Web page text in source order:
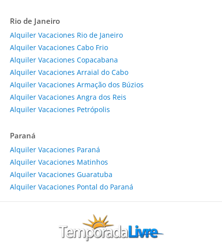
Rio de Janeiro
Alquiler Vacaciones Rio de Janeiro
Alquiler Vacaciones Cabo Frio
Alquiler Vacaciones Copacabana
Alquiler Vacaciones Arraial do Cabo
Alquiler Vacaciones Armação dos Búzios
Alquiler Vacaciones Angra dos Reis
Alquiler Vacaciones Petrópolis
Paraná
Alquiler Vacaciones Paraná
Alquiler Vacaciones Matinhos
Alquiler Vacaciones Guaratuba
Alquiler Vacaciones Pontal do Paraná